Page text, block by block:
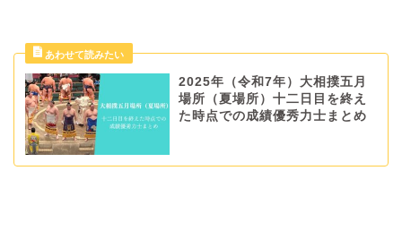
2025年（令和7年）大相撲五月
場所（夏場所）十二日目を終え
た時点での成績優秀力士まとめ